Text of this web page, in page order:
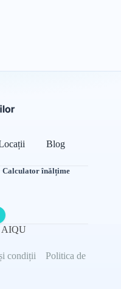
Blog
·Calculator înălțime
AIQU
condiții
Politica de